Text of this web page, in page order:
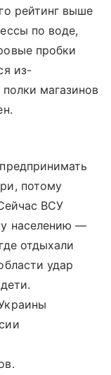
рейтинг выше
по воде,
пробки
из-
магазинов
потому
ВСУ
населению —
отдыхали
удар